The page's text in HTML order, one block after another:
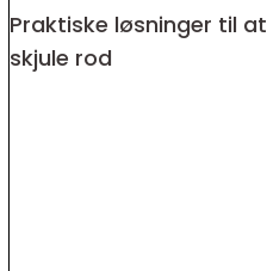
Praktiske løsninger til at
skjule rod